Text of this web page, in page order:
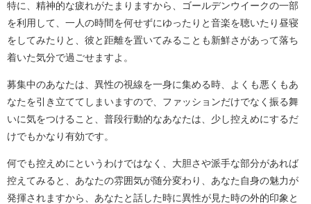
特に、精神的な疲れがたまりますから、ゴールデンウイークの一部
を利用して、一人の時間を何せずにゆったりと音楽を聴いたり昼寝
をしてみたりと、彼と距離を置いてみることも新鮮さがあって落ち
着いた気分で過ごせますよ。
募集中のあなたは、異性の視線を一身に集める時、よくも悪くもあ
なたを引き立ててしまいますので、ファッションだけでなく振る舞
いに気をつけること、普段行動的なあなたは、少し控えめにするだ
けでもかなり有効です。
何でも控えめにというわけではなく、大胆さや派手な部分があれば
控えてみると、あなたの雰囲気が随分変わり、あなた自身の魅力が
発揮されますから、あなたと話した時に異性が見た時の外的印象と